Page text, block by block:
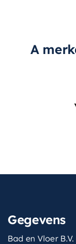
A
Gegevens
Bad en Vloer B.V.